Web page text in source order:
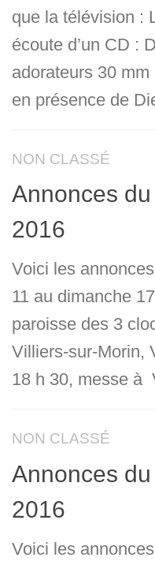
que la télévision :
écoute d’un CD :
adorateurs 30 mm
en présence de
NON CLASSÉ
Annonces du
2016
Voici les
11 au dimanche
paroisse des 3
Villiers-sur-Morin,
18 h 30, messe à
NON CLASSÉ
Annonces du
2016
Voici les